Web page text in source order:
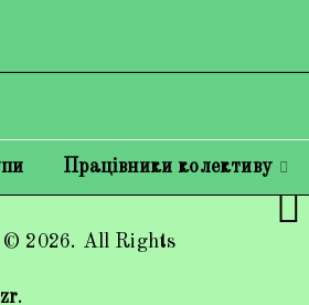
Працівники колективу
© 2026. All Rights
.